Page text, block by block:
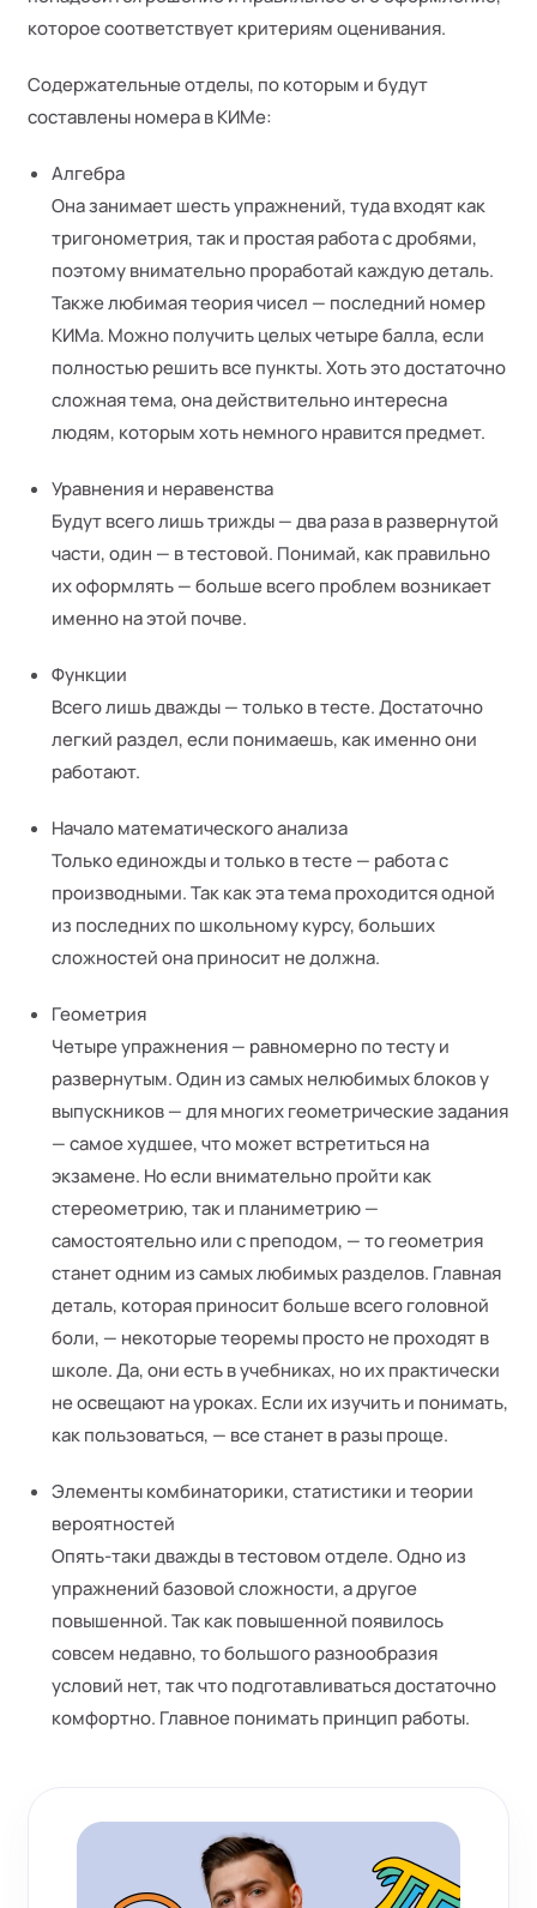
которое соответствует критериям оценивания.
Содержательные отделы, по которым и будут
составлены номера в КИМе:
Алгебра
Она занимает шесть упражнений, туда входят как
тригонометрия, так и простая работа с дробями,
поэтому внимательно проработай каждую деталь.
Также любимая теория чисел — последний номер
КИМа. Можно получить целых четыре балла, если
полностью решить все пункты. Хоть это достаточно
сложная тема, она действительно интересна
людям, которым хоть немного нравится предмет.
Уравнения и неравенства
Будут всего лишь трижды — два раза в развернутой
части, один — в тестовой. Понимай, как правильно
их оформлять — больше всего проблем возникает
именно на этой почве.
Функции
Всего лишь дважды — только в тесте. Достаточно
легкий раздел, если понимаешь, как именно они
работают.
Начало математического анализа
Только единожды и только в тесте — работа с
производными. Так как эта тема проходится одной
из последних по школьному курсу, больших
сложностей она приносит не должна.
Геометрия
Четыре упражнения — равномерно по тесту и
развернутым. Один из самых нелюбимых блоков у
выпускников — для многих геометрические задания
— самое худшее, что может встретиться на
экзамене. Но если внимательно пройти как
стереометрию, так и планиметрию —
самостоятельно или с преподом, — то геометрия
станет одним из самых любимых разделов. Главная
деталь, которая приносит больше всего головной
боли, — некоторые теоремы просто не проходят в
школе. Да, они есть в учебниках, но их практически
не освещают на уроках. Если их изучить и понимать,
как пользоваться, — все станет в разы проще.
Элементы комбинаторики, статистики и теории
вероятностей
Опять-таки дважды в тестовом отделе. Одно из
упражнений базовой сложности, а другое
повышенной. Так как повышенной появилось
совсем недавно, то большого разнообразия
условий нет, так что подготавливаться достаточно
комфортно. Главное понимать принцип работы.